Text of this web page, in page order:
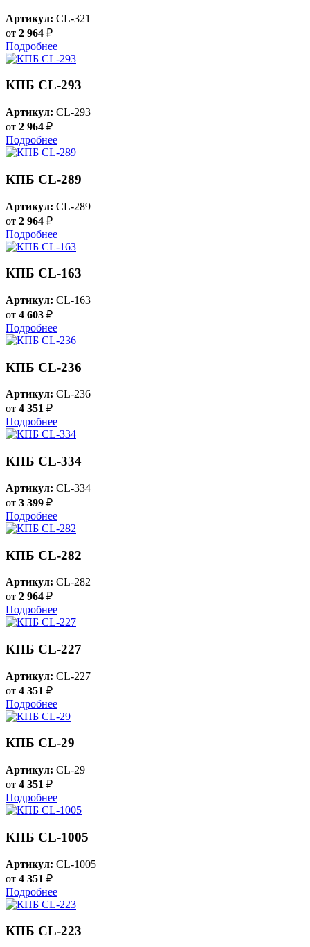
Артикул: CL-321
от 2 964 ₽
Подробнее
КПБ CL-293
Артикул: CL-293
от 2 964 ₽
Подробнее
КПБ CL-289
Артикул: CL-289
от 2 964 ₽
Подробнее
КПБ CL-163
Артикул: CL-163
от 4 603 ₽
Подробнее
КПБ CL-236
Артикул: CL-236
от 4 351 ₽
Подробнее
КПБ CL-334
Артикул: CL-334
от 3 399 ₽
Подробнее
КПБ CL-282
Артикул: CL-282
от 2 964 ₽
Подробнее
КПБ CL-227
Артикул: CL-227
от 4 351 ₽
Подробнее
КПБ CL-29
Артикул: CL-29
от 4 351 ₽
Подробнее
КПБ CL-1005
Артикул: CL-1005
от 4 351 ₽
Подробнее
КПБ CL-223